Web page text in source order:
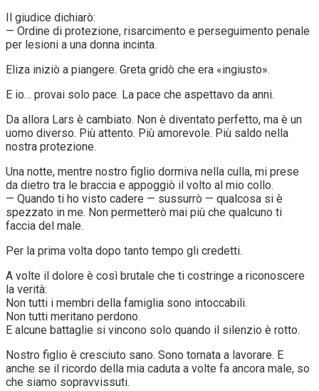
Il giudice dichiarò:
— Ordine di protezione, risarcimento e perseguimento penale
per lesioni a una donna incinta.
Eliza iniziò a piangere. Greta gridò che era «ingiusto».
E io… provai solo pace. La pace che aspettavo da anni.
Da allora Lars è cambiato. Non è diventato perfetto, ma è un
uomo diverso. Più attento. Più amorevole. Più saldo nella
nostra protezione.
Una notte, mentre nostro figlio dormiva nella culla, mi prese
da dietro tra le braccia e appoggiò il volto al mio collo.
— Quando ti ho visto cadere — sussurrò — qualcosa si è
spezzato in me. Non permetterò mai più che qualcuno ti
faccia del male.
Per la prima volta dopo tanto tempo gli credetti.
A volte il dolore è così brutale che ti costringe a riconoscere
la verità:
Non tutti i membri della famiglia sono intoccabili.
Non tutti meritano perdono.
E alcune battaglie si vincono solo quando il silenzio è rotto.
Nostro figlio è cresciuto sano. Sono tornata a lavorare. E
anche se il ricordo della mia caduta a volte fa ancora male, so
che siamo sopravvissuti.